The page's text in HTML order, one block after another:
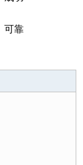
可靠